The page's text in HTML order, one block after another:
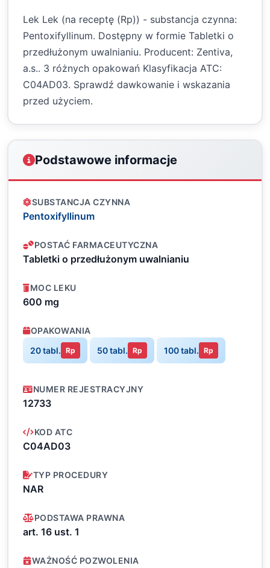
Lek Lek (na receptę (Rp)) - substancja czynna:
Pentoxifyllinum. Dostępny w formie Tabletki o
przedłużonym uwalnianiu. Producent: Zentiva,
a.s.. 3 różnych opakowań Klasyfikacja ATC:
C04AD03. Sprawdź dawkowanie i wskazania
przed użyciem.
Podstawowe informacje
SUBSTANCJA CZYNNA
Pentoxifyllinum
POSTAĆ FARMACEUTYCZNA
Tabletki o przedłużonym uwalnianiu
MOC LEKU
600 mg
OPAKOWANIA
20 tabl. Rp 50 tabl. Rp 100 tabl. Rp
NUMER REJESTRACYJNY
12733
KOD ATC
C04AD03
TYP PROCEDURY
NAR
PODSTAWA PRAWNA
art. 16 ust. 1
WAŻNOŚĆ POZWOLENIA